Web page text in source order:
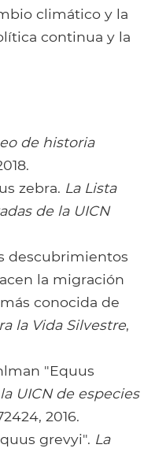
climático y la
continua y la
de historia
zebra. La Lista
de la UICN
descubrimientos
la migración
conocida de
la Vida Silvestre,
"Equus
UICN de especies
2016.
grevyi". La